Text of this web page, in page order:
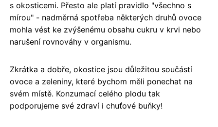
s okosticemi. Přesto ale platí pravidlo "všechno s
mírou" - nadměrná spotřeba některých druhů ovoce
mohla vést ke zvýšenému obsahu cukru v krvi nebo
narušení rovnováhy v organismu.
Zkrátka a dobře, okostice jsou důležitou součástí
ovoce a zeleniny, které bychom měli ponechat na
svém místě. Konzumací celého plodu tak
podporujeme své zdraví i chuťové buňky!